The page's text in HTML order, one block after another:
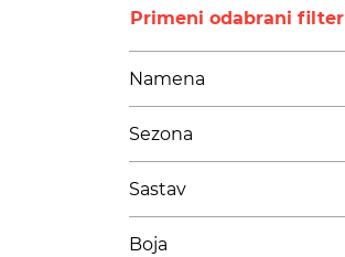
Primeni odabrani filter
Namena
Sezona
Sastav
Boja